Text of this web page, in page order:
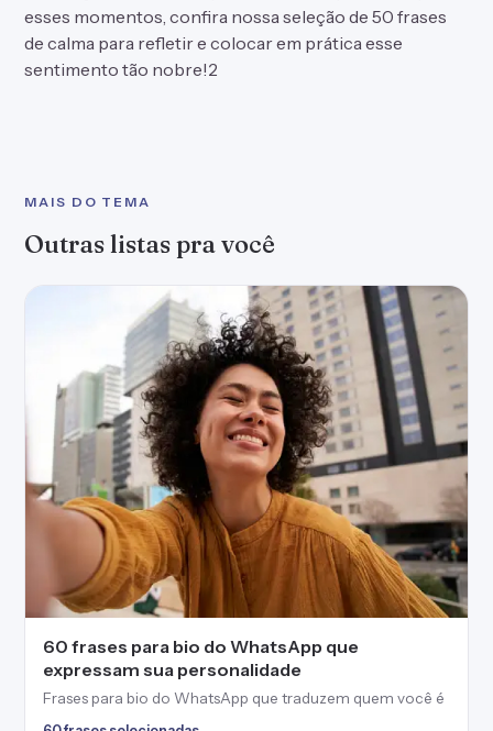
esses momentos, confira nossa seleção de 50 frases
de calma para refletir e colocar em prática esse
sentimento tão nobre!2
MAIS DO TEMA
Outras listas pra você
60 frases para bio do WhatsApp que
expressam sua personalidade
Frases para bio do WhatsApp que traduzem quem você é